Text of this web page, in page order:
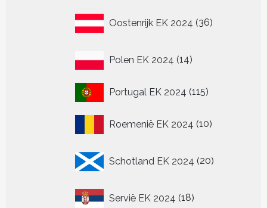
Oostenrijk EK 2024 36
producten
Polen EK 2024 1414
Portugal EK 2024 115115
Roemenië EK 2024 1010
Schotland EK 2024 20
producten
Servië EK 2024 1818